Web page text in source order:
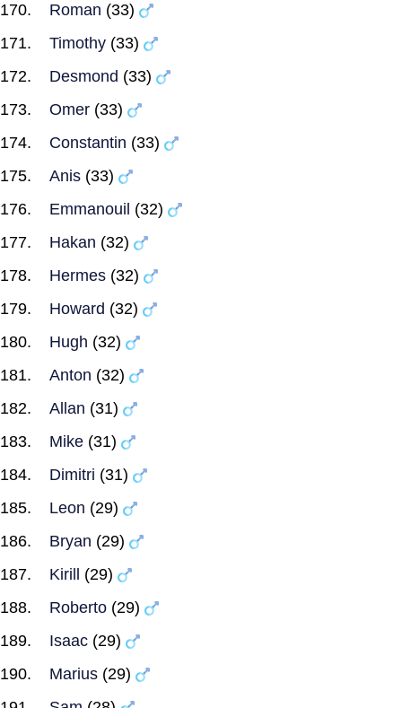
Roman (33)
Timothy (33)
Desmond (33)
Omer (33)
Constantin (33)
Anis (33)
Emmanouil (32)
Hakan (32)
Hermes (32)
Howard (32)
Hugh (32)
Anton (32)
Allan (31)
Mike (31)
Dimitri (31)
Leon (29)
Bryan (29)
Kirill
(29)
Roberto (29)
Isaac (29)
Marius (29)